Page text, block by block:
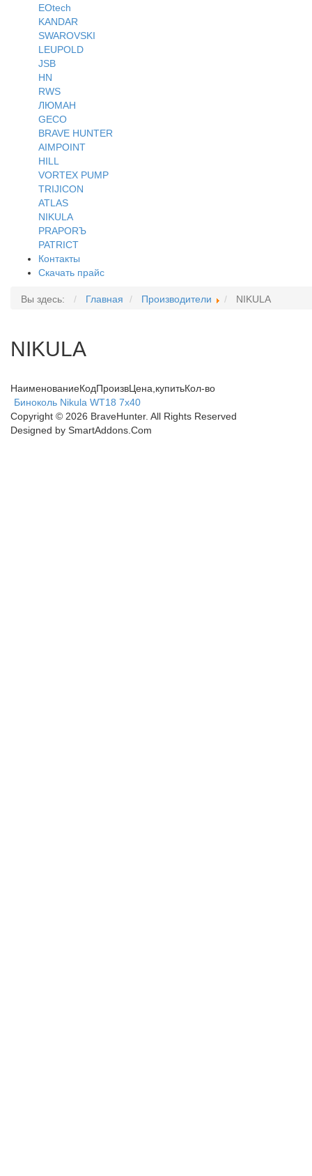
EOtech
KANDAR
SWAROVSKI
LEUPOLD
JSB
HN
RWS
ЛЮМАН
GECO
BRAVE HUNTER
AIMPOINT
HILL
VORTEX PUMP
TRIJICON
ATLAS
NIKULA
PRAPORЪ
PATRICT
Контакты
Скачать прайс
Вы здесь: Главная Производители NIKULA
NIKULA
НаименованиеКодПроизвЦена, купитьКол-во
Биноколь Nikula WT18 7x40
Copyright © 2026 BraveHunter. All Rights Reserved
Designed by SmartAddons.Com